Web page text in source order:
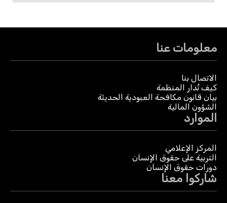
معلومات عنا
الاتصال بنا
كيف تُدار المنظمة
بيان قانون مكافحة العبودية الحديثة
الشؤون المالية
الموارد
المركز الإعلامي
التربية على حقوق الإنسان
دورات حقوق الإنسان
شاركوا معنا